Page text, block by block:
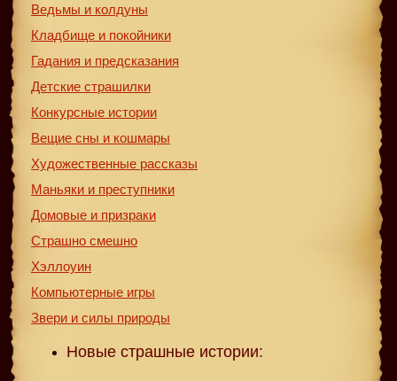
Ведьмы и колдуны
Кладбище и покойники
Гадания и предсказания
Детские страшилки
Конкурсные истории
Вещие сны и кошмары
Художественные рассказы
Маньяки и преступники
Домовые и призраки
Страшно смешно
Хэллоуин
Компьютерные игры
Звери и силы природы
Новые страшные истории: